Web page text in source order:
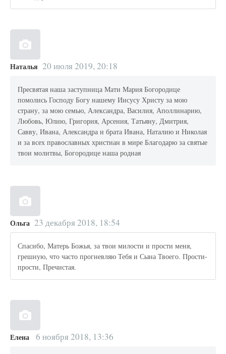
Наталья 20 июля 2019, 20:18
Пресвятая наша заступница Мати Мария Богородице
помолись Господу Богу нашему Иисусу Христу за мою
страну, за мою семью, Александра, Василия, Аполлинарию,
Любовь, Юлию, Григория, Арсения, Татьяну, Дмитрия,
Савву, Ивана, Александра и брата Ивана, Наталию и Николая
и за всех православных христиан в мире Благодарю за святые
твои молитвы, Богородице наша родная
Ольга 23 декабря 2018, 18:54
Спасибо, Матерь Божья, за твои милости и прости меня,
грешную, что часто прогневляю Тебя и Сына Твоего. Прости-
прости, Пречистая.
Елена 6 ноября 2018, 13:36